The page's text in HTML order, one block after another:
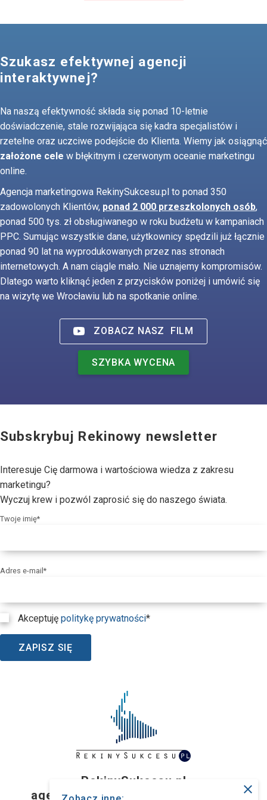
Szukasz efektywnej agencji
interaktywnej?
Na naszą efektywność składa się ponad 10-letnie
doświadczenie, stale rozwijająca się kadra specjalistów i
rzetelne oraz uczciwe podejście do Klienta. Wiemy jak osiągnąć
założone cele w błękitnym i czerwonym oceanie marketingu
online.
Agencja marketingowa RekinySukcesu.pl to ponad 350
zadowolonych Klientów, ponad 2 000 przeszkolonych osób,
ponad 500 tys. zł obsługiwanego w roku budżetu w kampaniach
PPC. Sumując wszystkie dane, użytkownicy spędzili już łącznie
ponad 90 lat na wyprodukowanych przez nas stronach
internetowych. A nam ciągle mało. Nie uznajemy kompromisów.
Dlatego warto kliknąć jeden z przycisków poniżej i umówić się
na wizytę we Wrocławiu lub na spotkanie online.
ZOBACZ NASZ FILM
SZYBKA WYCENA
Subskrybuj Rekinowy newsletter
Interesuje Cię darmowa i wartościowa wiedza z zakresu
marketingu?
Wyczuj krew i pozwól zaprosić się do naszego świata.
Twoje imię*
Adres e-mail*
Akceptuję politykę prywatności*
ZAPISZ SIĘ
RekinySukcesu.pl
agencja interaktywna z Wrocławia
close